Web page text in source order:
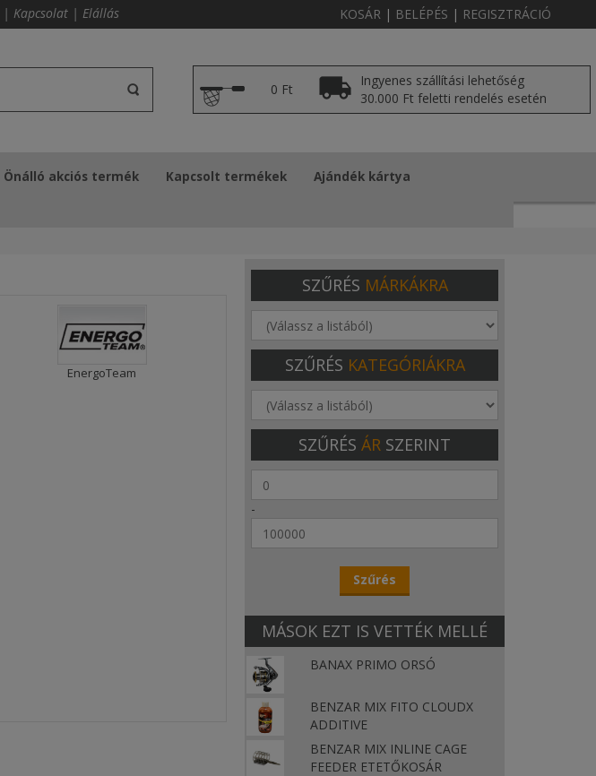
| Kapcsolat | Elállás KOSÁR | BELÉPÉS | REGISZTRÁCIÓ
0 Ft
Ingyenes szállítási lehetőség
30.000 Ft feletti rendelés esetén
Önálló akciós termék Kapcsolt termékek Ajándék kártya
EnergoTeam
SZŰRÉS MÁRKÁKRA
SZŰRÉS KATEGÓRIÁKRA
SZŰRÉS ÁR SZERINT
-
MÁSOK EZT IS VETTÉK MELLÉ
BANAX PRIMO ORSÓ
BENZAR MIX FITO CLOUDX
ADDITIVE
BENZAR MIX INLINE CAGE
FEEDER ETETŐKOSÁR